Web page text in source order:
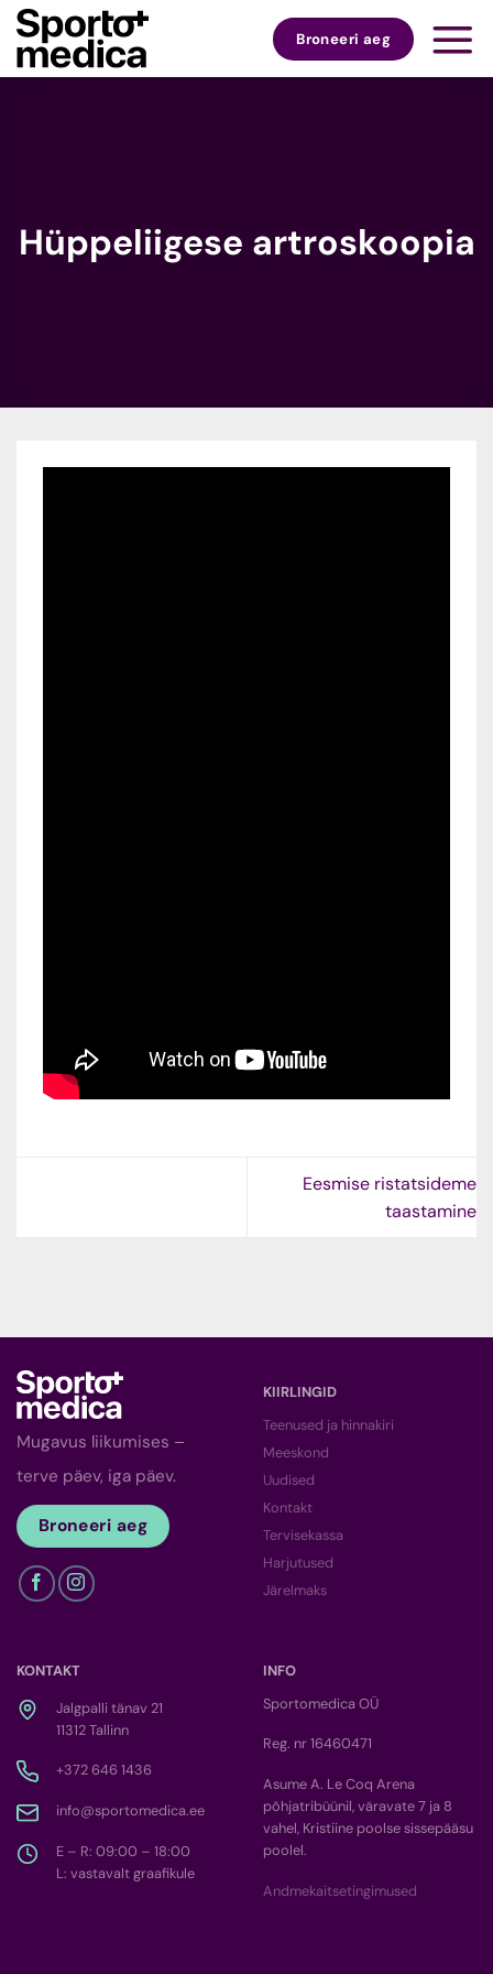
Skip
content
Broneeri aeg
Hüppeliigese artroskoopia
Eesmise ristatsideme
taastamine
Mugavus liikumises –
terve päev, iga päev.
Broneeri aeg
KIIRLINGID
Teenused ja hinnakiri
Meeskond
Uudised
Kontakt
Tervisekassa
Harjutused
Järelmaks
KONTAKT
Jalgpalli tänav 21
11312 Tallinn
+372 646 1436
info@sportomedica.ee
E – R: 09:00 – 18:00
L: vastavalt graafikule
INFO
Sportomedica OÜ
Reg. nr 16460471
Asume A. Le Coq Arena
põhjatribüünil, väravate 7 ja 8
vahel, Kristiine poolse sissepääsu
poolel.
Andmekaitsetingimused